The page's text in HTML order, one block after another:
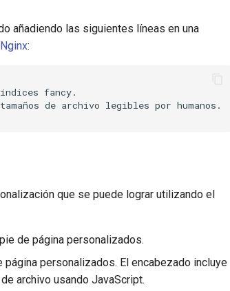
añadiendo las siguientes líneas en una
Nginx:
fancy.
de archivo legibles por humanos.
que se puede lograr utilizando el
de página personalizados.
página personalizados. El encabezado incluye
archivo usando JavaScript.